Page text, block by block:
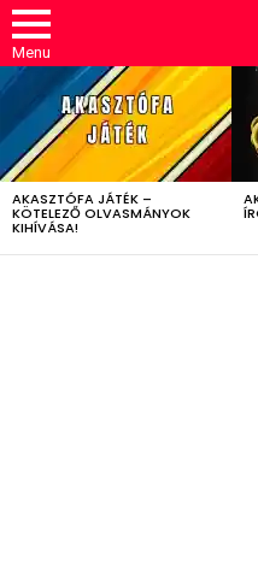
Menu
LATEST
STORIES
AKASZTÓFA JÁTÉK –
KÖTELEZŐ OLVASMÁNYOK
KIHÍVÁSA!